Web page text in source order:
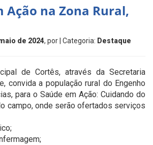
Ação na Zona Rural,
de 2024, por | Categoria: Destaque
de Cortês, através da Secretaria
convida a população rural do Engenho
para o Saúde em Ação: Cuidando do
campo, onde serão ofertados serviços